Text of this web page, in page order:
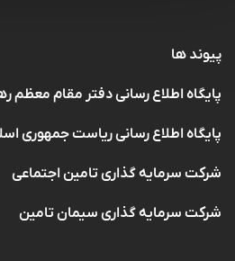
پیوند ها
پایگاه اطلاع رسانی دفتر مقام معظم
پایگاه اطلاع رسانی ریاست جمهوری
شرکت سرمایه گذاری تامین اجتماعی
شرکت سرمایه گذاری سیمان تامین